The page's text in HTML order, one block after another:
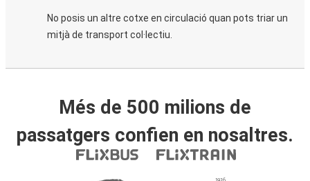
No posis un altre cotxe en circulació quan pots triar un
mitjà de transport col·lectiu.
Més de 500 milions de
passatgers confien en nosaltres.